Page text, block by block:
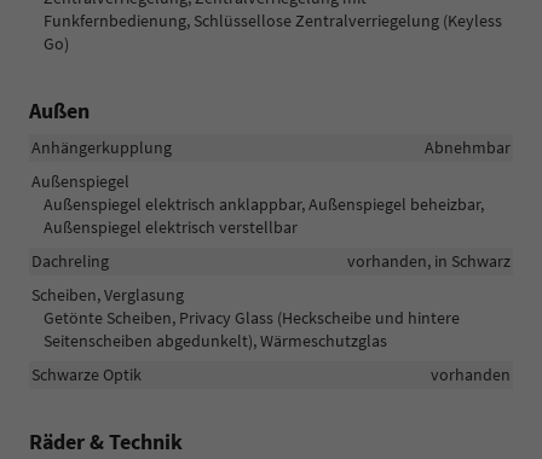
Funkfernbedienung, Schlüssellose Zentralverriegelung (Keyless
Go)
Außen
Anhängerkupplung
Abnehmbar
Außenspiegel
Außenspiegel elektrisch anklappbar, Außenspiegel beheizbar,
Außenspiegel elektrisch verstellbar
Dachreling
vorhanden, in Schwarz
Scheiben, Verglasung
Getönte Scheiben, Privacy Glass (Heckscheibe und hintere
Seitenscheiben abgedunkelt), Wärmeschutzglas
Schwarze Optik
vorhanden
Räder & Technik